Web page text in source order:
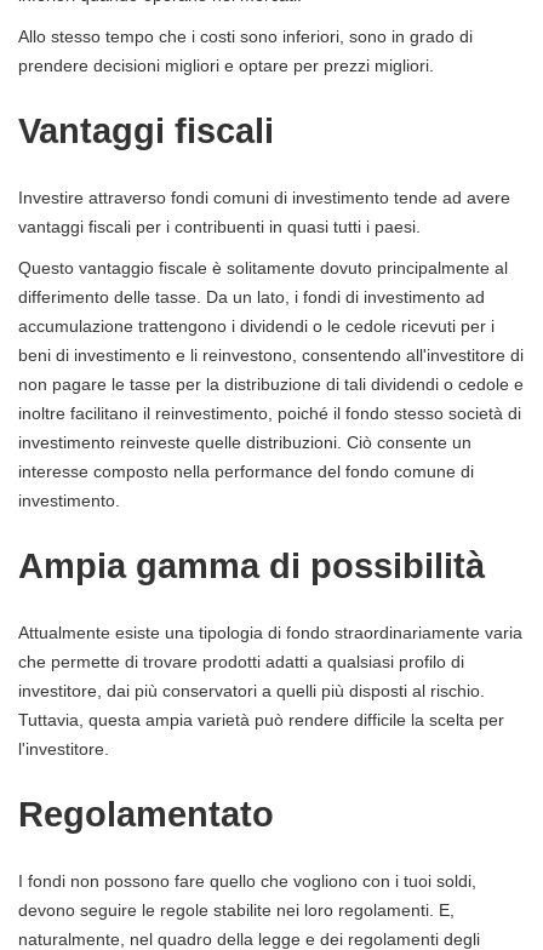
Allo stesso tempo che i costi sono inferiori, sono in grado di
prendere decisioni migliori e optare per prezzi migliori.
Vantaggi fiscali
Investire attraverso fondi comuni di investimento tende ad avere
vantaggi fiscali per i contribuenti in quasi tutti i paesi.
Questo vantaggio fiscale è solitamente dovuto principalmente al
differimento delle tasse. Da un lato, i fondi di investimento ad
accumulazione trattengono i dividendi o le cedole ricevuti per i
beni di investimento e li reinvestono, consentendo all'investitore di
non pagare le tasse per la distribuzione di tali dividendi o cedole e
inoltre facilitano il reinvestimento, poiché il fondo stesso società di
investimento reinveste quelle distribuzioni. Ciò consente un
interesse composto nella performance del fondo comune di
investimento.
Ampia gamma di possibilità
Attualmente esiste una tipologia di fondo straordinariamente varia
che permette di trovare prodotti adatti a qualsiasi profilo di
investitore, dai più conservatori a quelli più disposti al rischio.
Tuttavia, questa ampia varietà può rendere difficile la scelta per
l'investitore.
Regolamentato
I fondi non possono fare quello che vogliono con i tuoi soldi,
devono seguire le regole stabilite nei loro regolamenti. E,
naturalmente, nel quadro della legge e dei regolamenti degli